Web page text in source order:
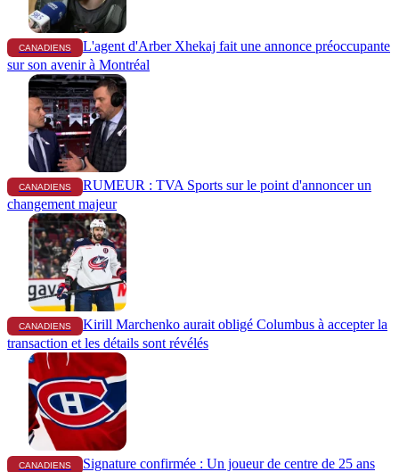
CANADIENS
L'agent d'Arber Xhekaj fait une annonce préoccupante
sur son avenir à Montréal
CANADIENS
RUMEUR : TVA Sports sur le point d'annoncer un
changement majeur
CANADIENS
Kirill Marchenko aurait obligé Columbus à accepter la
transaction et les détails sont révélés
CANADIENS
Signature confirmée : Un joueur de centre de 25 ans